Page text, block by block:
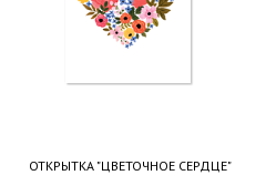
ОТКРЫТКА "ЦВЕТОЧНОЕ СЕРДЦЕ"